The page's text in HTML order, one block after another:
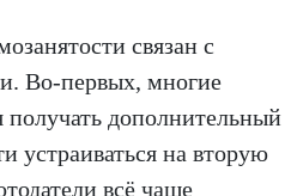
связан с
Во-первых, многие
получать дополнительный
устраиваться на вторую
всё чаще